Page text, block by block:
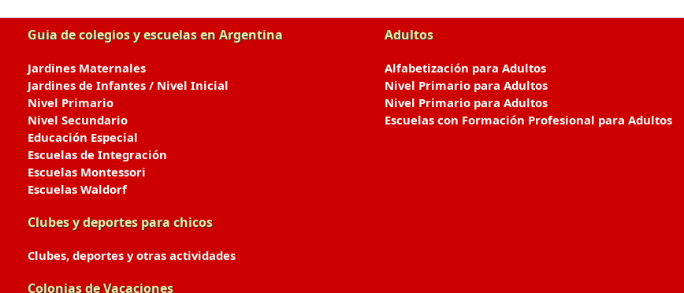
Guia de colegios y escuelas en Argentina
Jardines Maternales
Jardines de Infantes / Nivel Inicial
Nivel Primario
Nivel Secundario
Educación Especial
Escuelas de Integración
Escuelas Montessori
Escuelas Waldorf
Clubes y deportes para chicos
Clubes, deportes y otras actividades
Colonias de Vacaciones
Adultos
Alfabetización para Adultos
Nivel Primario para Adultos
Nivel Primario para Adultos
Escuelas con Formación Profesional para Adultos